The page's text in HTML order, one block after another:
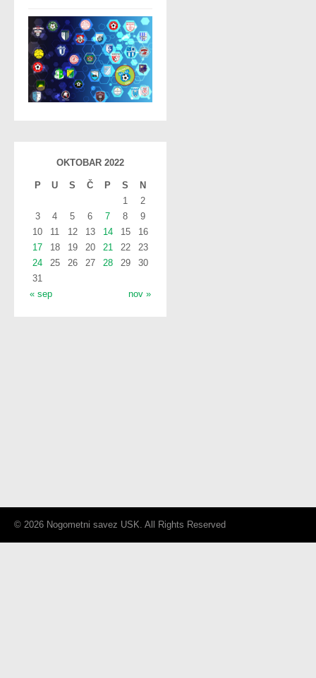
OKTOBAR 2022
P U S Č P S N
« sep nov »
1
2
3
4 5 6 7 8
9
10
11 12 13 14 15
16
17
18 19 20 21 22
23
24
25 26 27 28 29
30
31
© 2026 Nogometni savez USK. All Rights Reserved